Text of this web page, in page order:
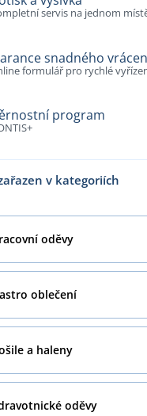
servis na jednom
snadného
formulář pro rychlé
program
v kategoriích
oděvy
oblečení
a haleny
oděvy